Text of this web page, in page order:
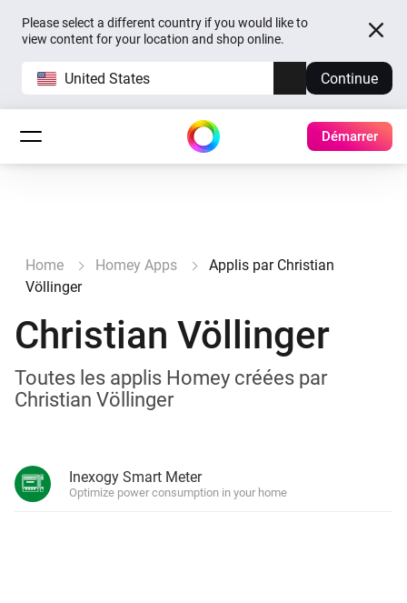
Please select a different country if you would like to
view content for your location and shop online.
United States Continue
Démarrer
Home Homey Apps
Applis par Christian
Völlinger
Christian Völlinger
Toutes les applis Homey créées par
Christian Völlinger
Inexogy Smart Meter
Optimize power consumption in your home